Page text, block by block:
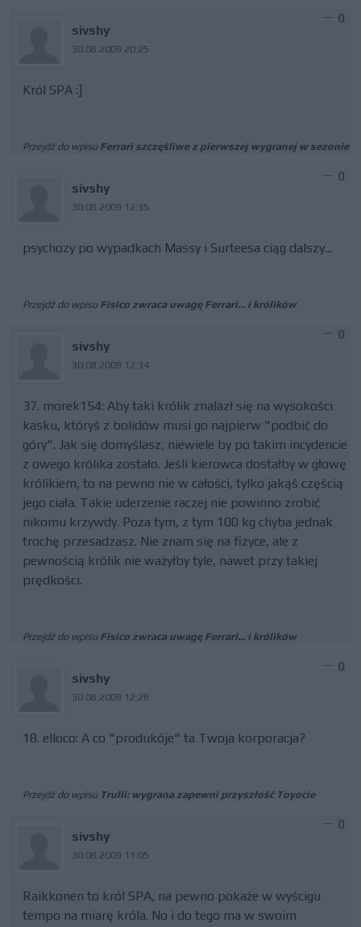
sivshy
30.08.2009 20:25
0
Król SPA :]
Przejdź do wpisu Ferrari szczęśliwe z pierwszej wygranej w sezonie
sivshy
30.08.2009 12:35
0
psychozy po wypadkach Massy i Surteesa ciąg dalszy...
Przejdź do wpisu Fisico zwraca uwagę Ferrari... i królików
sivshy
30.08.2009 12:34
0
37. morek154: Aby taki królik znalazł się na wysokości
kasku, któryś z bolidów musi go najpierw "podbić do
góry". Jak się domyślasz, niewiele by po takim incydencie
z owego królika zostało. Jeśli kierowca dostałby w głowę
królikiem, to na pewno nie w całości, tylko jakąś częścią
jego ciała. Takie uderzenie raczej nie powinno zrobić
nikomu krzywdy. Poza tym, z tym 100 kg chyba jednak
trochę przesadzasz. Nie znam się na fizyce, ale z
pewnością królik nie ważyłby tyle, nawet przy takiej
prędkości.
Przejdź do wpisu Fisico zwraca uwagę Ferrari... i królików
sivshy
30.08.2009 12:28
0
18. elloco: A co "produkóje" ta Twoja korporacja?
Przejdź do wpisu Trulli: wygrana zapewni przyszłość Toyocie
sivshy
30.08.2009 11:05
0
Raikkonen to król SPA, na pewno pokaże w wyścigu
tempo na miarę króla. No i do tego ma w swoim